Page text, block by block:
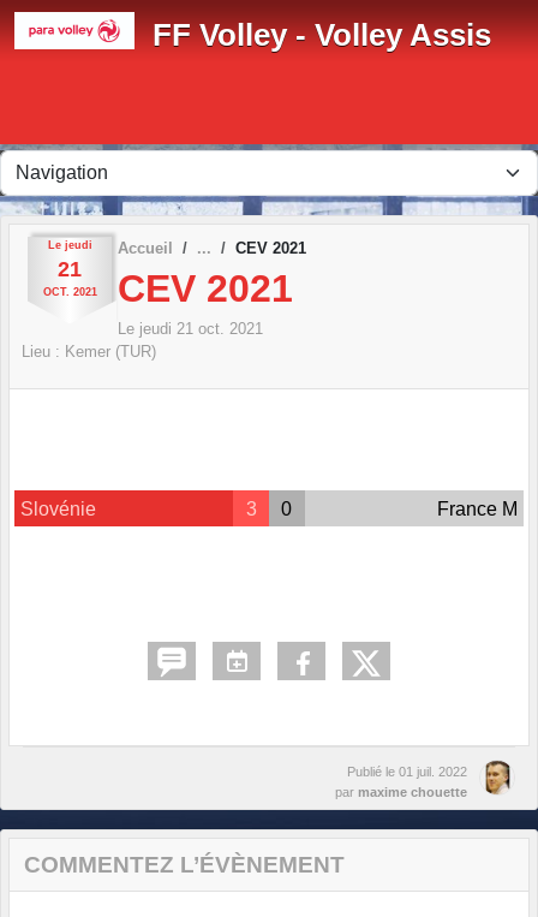
FF Volley - Volley Assis
Le jeudi
21
OCT. 2021
Accueil CEV 2021
CEV 2021
Le jeudi 21 oct. 2021
Lieu : Kemer (TUR)
Slovénie 3 0 France M
Publié le 01 juil. 2022
par maxime chouette
COMMENTEZ L’ÉVÈNEMENT
Panneau de gestion des cookies